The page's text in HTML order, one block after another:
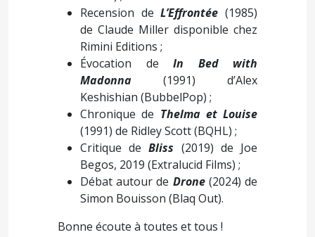
Recension deL’Effrontée (1985)
de Claude Miller disponible chez
Rimini Editions ;
Évocation de In Bed with
Madonna (1991) d’Alex
Keshishian (BubbelPop) ;
Chronique de Thelma et Louise
(1991) de Ridley Scott (BQHL) ;
Critique deBliss (2019) de Joe
Begos, 2019 (Extralucid Films) ;
Débat autour de Drone(2024) de
Simon Bouisson (Blaq Out).
Bonne écoute à toutes et tous !